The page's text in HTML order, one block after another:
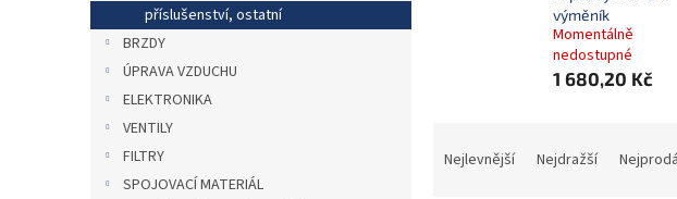
příslušenství, ostatní
BRZDY
ÚPRAVA VZDUCHU
ELEKTRONIKA
VENTILY
FILTRY
SPOJOVACÍ MATERIÁL
výměník
Momentálně
nedostupné
1 680,20 Kč
Nejlevnější Nejdražší